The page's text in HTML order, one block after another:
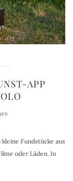
APP
Fundstücke aus
oder Läden. In